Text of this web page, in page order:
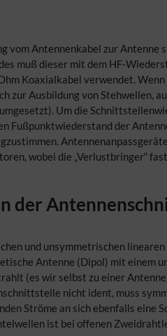
vom Antennenkabel zur Antenne
muß dieser mit dem HF-
Koaxialkabel verwendet.
zur Ausbildung von Stehwellen,
Um die
Fußpunktwiederstand der
wobei die „Verlustbringer“
der
und unsymmetrischen
Antenne (Dipol) mit einem
(es wir selbst zu einer
nicht ident, muss
Ströme an sich ebenfalls eine
ist bei offenen